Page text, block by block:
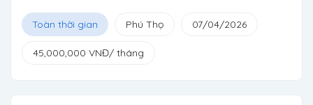
Toàn thời gian Phú Thọ 07/04/2026
45,000,000 VNĐ/ tháng